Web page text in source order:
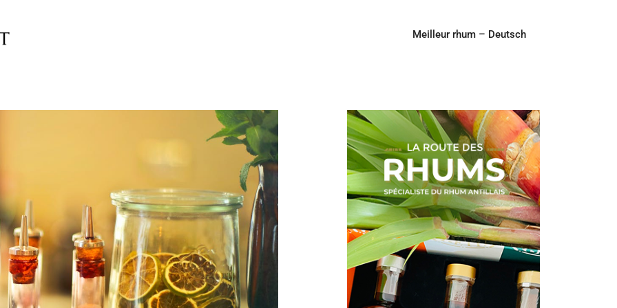
Meilleur rhum – Deutsch